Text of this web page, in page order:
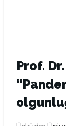
Prof.